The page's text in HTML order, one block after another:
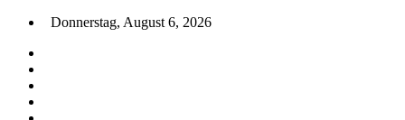
Skip
content
Donnerstag, August 6, 2026